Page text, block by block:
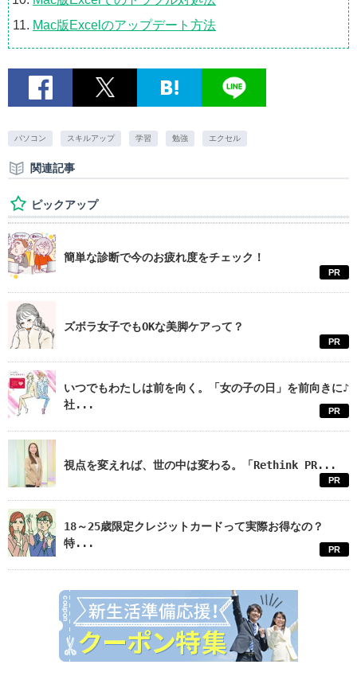
Mac版Excelのアップデート方法
パソコン スキルアップ 学習 勉強 エクセル
関連記事
ピックアップ
簡単な診断で今のお疲れ度をチェック！
PR
ズボラ女子でもOKな美脚ケアって？
PR
いつでもわたしは前を向く。「女の子の日」を前向きに♪
社...
PR
視点を変えれば、世の中は変わる。「Rethink PR...
PR
18～25歳限定クレジットカードって実際お得なの？
特...
PR